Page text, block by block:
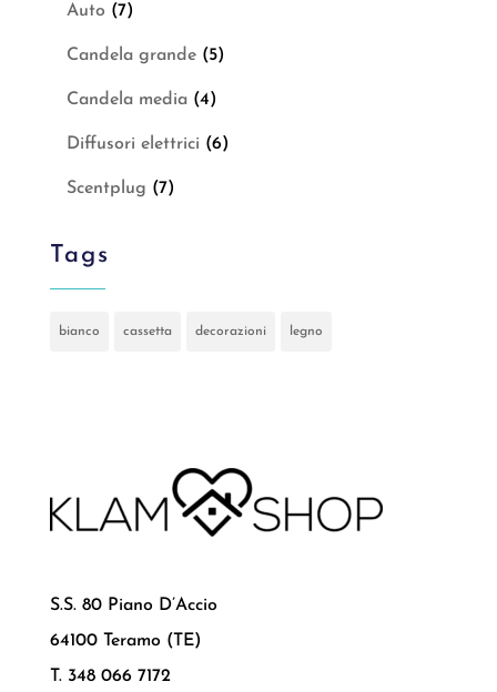
Auto (7)
Candela grande (5)
Candela media (4)
Diffusori elettrici (6)
Scentplug (7)
Tags
bianco cassetta decorazioni legno
S.S. 80 Piano D’Accio
64100 Teramo (TE)
T. 348 066 7172